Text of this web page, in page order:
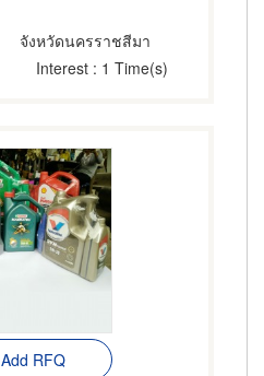
จังหวัดนครราชสีมา
Interest : 1 Time(s)
Add RFQ